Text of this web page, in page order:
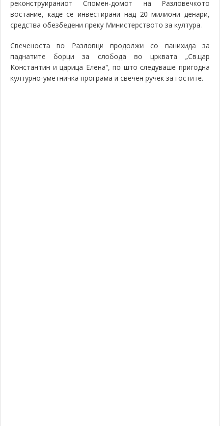
реконструираниот Спомен-домот на Разловечкото
востание, каде се инвестирани над 20 милиони денари,
средства обезбедени преку Министерството за култура.
Свеченоста во Разловци продолжи со панихида за
паднатите борци за слобода во црквата „Св.цар
Константин и царица Елена“, по што следуваше пригодна
културно-уметничка програма и свечен ручек за гостите.